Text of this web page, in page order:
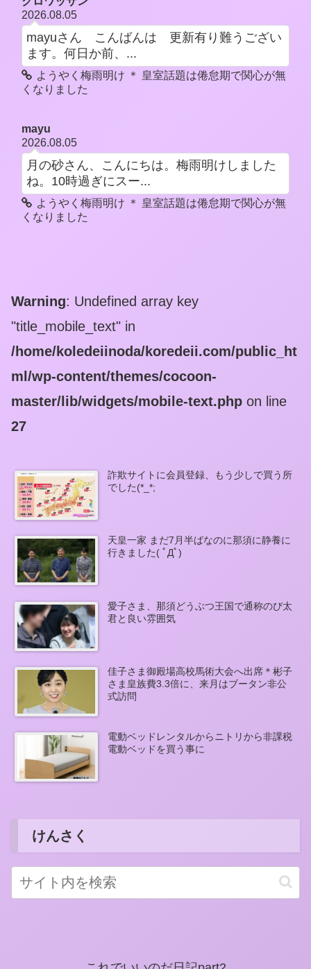
2026.08.05
mayuさん こんばんは 更新有り難うござい
ます。何日か前、...
ようやく梅雨明け ＊ 皇室話題は倦怠期で関心が無
くなりました
mayu
2026.08.05
月の砂さん、こんにちは。梅雨明けしました
ね。10時過ぎにスー...
ようやく梅雨明け ＊ 皇室話題は倦怠期で関心が無
くなりました
Warning: Undefined array key
"title_mobile_text" in
/home/koledeiinoda/koredeii.com/public_ht
ml/wp-content/themes/cocoon-
master/lib/widgets/mobile-text.php on line
27
詐欺サイトに会員登録、もう少しで買う所
でした(*_*;
天皇一家 まだ7月半ばなのに那須に静養に
行きました( ﾟДﾟ)
愛子さま、那須どうぶつ王国で通称のび太
君と良い雰囲気
佳子さま御殿場高校馬術大会へ出席＊彬子
さま皇族費3.3倍に、来月はブータン非公
式訪問
電動ベッドレンタルからニトリから非課税
電動ベッドを買う事に
けんさく